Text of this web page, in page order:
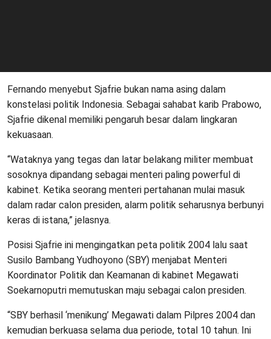
Fernando menyebut Sjafrie bukan nama asing dalam
konstelasi politik Indonesia. Sebagai sahabat karib Prabowo,
Sjafrie dikenal memiliki pengaruh besar dalam lingkaran
kekuasaan.
“Wataknya yang tegas dan latar belakang militer membuat
sosoknya dipandang sebagai menteri paling powerful di
kabinet. Ketika seorang menteri pertahanan mulai masuk
dalam radar calon presiden, alarm politik seharusnya berbunyi
keras di istana,” jelasnya.
Posisi Sjafrie ini mengingatkan peta politik 2004 lalu saat
Susilo Bambang Yudhoyono (SBY) menjabat Menteri
Koordinator Politik dan Keamanan di kabinet Megawati
Soekarnoputri memutuskan maju sebagai calon presiden.
“SBY berhasil ‘menikung’ Megawati dalam Pilpres 2004 dan
kemudian berkuasa selama dua periode, total 10 tahun. Ini